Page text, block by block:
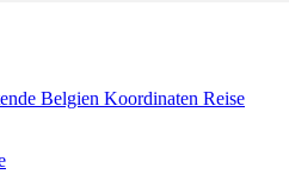
Belgien Koordinaten Reise